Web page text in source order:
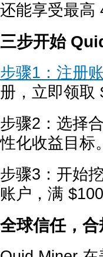
还能享受最高
三步开始
步骤1：注册
册，立即领取
步骤2：选择
性化收益目标。
步骤3：开始
账户，满
全球信任，